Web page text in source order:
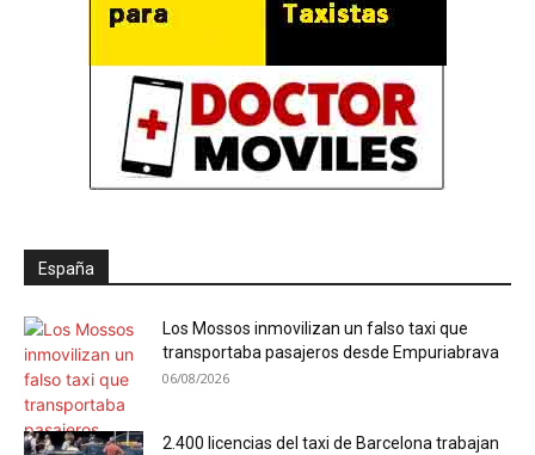
España
Los Mossos inmovilizan un falso taxi que
transportaba pasajeros desde Empuriabrava
06/08/2026
2.400 licencias del taxi de Barcelona trabajan